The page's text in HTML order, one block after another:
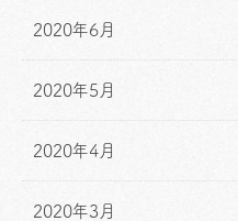
2020年6月
2020年5月
2020年4月
2020年3月